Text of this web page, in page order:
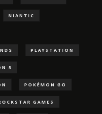
NIANTIC
PLAYSTATION
5
POKÉMON GO
GAMES